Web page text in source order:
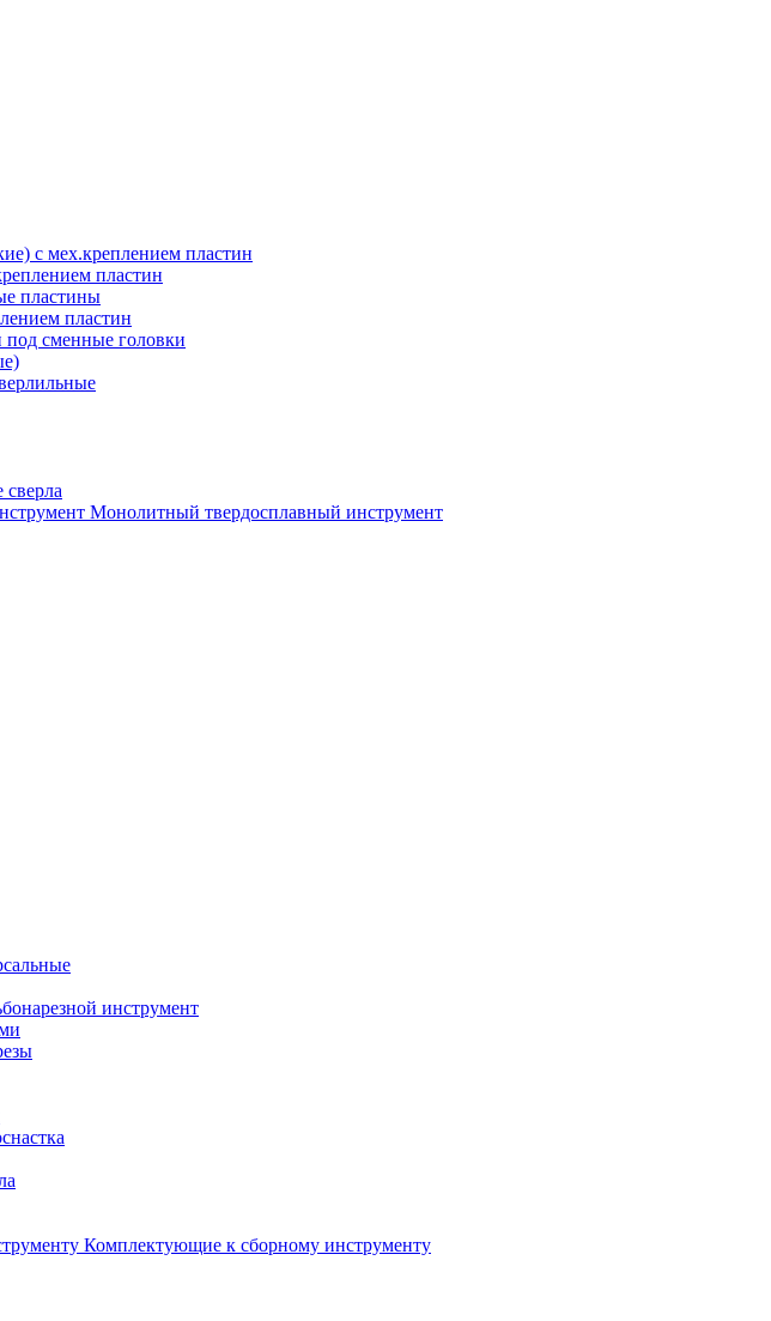
с мех.креплением пластин
пластин
пластины
пластин
сменные головки
Монолитный твердосплавный инструмент
инструмент
Комплектующие к сборному инструменту